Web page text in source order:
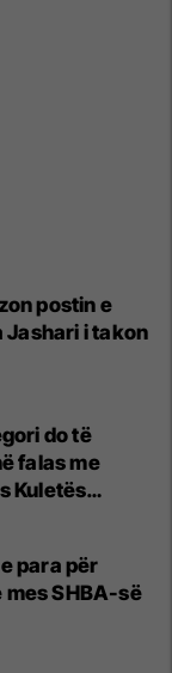
postin e
Jashari i takon
do të
falas me
Kuletës
para për
mes SHBA-së